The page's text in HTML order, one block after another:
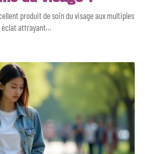
produit de soin du visage aux multiples
éclat attrayant…